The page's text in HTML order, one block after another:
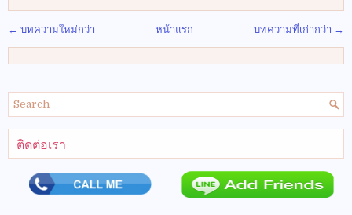
← บทความใหม่กว่า บทความที่เก่ากว่า →
หน้าแรก
ติดต่อเรา